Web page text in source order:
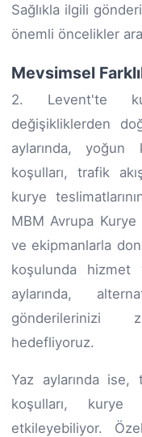
Sağlıkla ilgili
önemli öncelikler
Mevsimsel
2. Levent'te
değişikliklerden
aylarında,
koşulları, trafik
kurye
MBM Avrupa Kurye
ve ekipmanlarla
koşulunda hizmet
aylarında,
gönderilerinizi
hedefliyoruz.
Yaz aylarında
koşulları, kurye
etkileyebiliyor.